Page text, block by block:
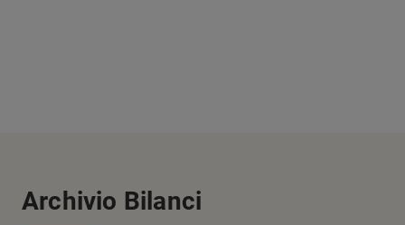
Archivio Bilanci